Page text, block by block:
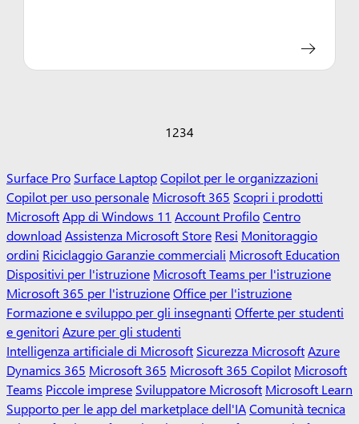
1234
Surface Pro Surface LaptopCopilot per le organizzazioni
Copilot per uso personale Microsoft 365 Scopri i prodotti
MicrosoftApp di Windows 11 Account ProfiloCentro
downloadAssistenza Microsoft Store Resi Monitoraggio
ordini RiciclaggioGaranzie commerciali Microsoft Education
Dispositivi per l'istruzione Microsoft Teams per l'istruzione
Microsoft 365 per l'istruzioneOffice per l'istruzione
Formazione e sviluppo per gli insegnanti Offerte per studenti
e genitori Azure per gli studenti
Intelligenza artificiale di Microsoft Sicurezza MicrosoftAzure
Dynamics 365 Microsoft 365 Microsoft 365 Copilot Microsoft
Teams Piccole imprese Sviluppatore Microsoft Microsoft Learn
Supporto per le app del marketplace dell'IAComunità tecnica